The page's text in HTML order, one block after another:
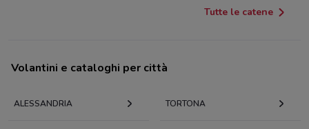
Tutte le catene
Volantini e cataloghi per città
ALESSANDRIA TORTONA